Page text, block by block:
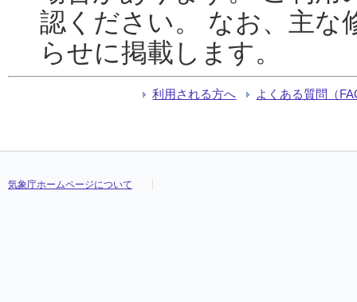
認ください。 なお、主な
らせに掲載します。
利用される方へ よくある質問（
気象庁ホームページについて